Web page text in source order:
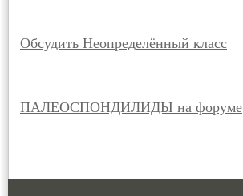
Обсудить Неопределённый класс
ПАЛЕОСПОНДИЛИДЫ на форуме